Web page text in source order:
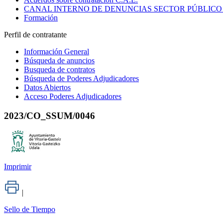
CANAL INTERNO DE DENUNCIAS SECTOR
Formación
Perfil de contratante
Información General
Búsqueda de anuncios
Busqueda de contratos
Búsqueda de Poderes Adjudicadores
Datos Abiertos
Acceso Poderes Adjudicadores
2023/CO_SSUM/0046
Imprimir
|
Sello de Tiempo